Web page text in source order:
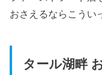
おさえるならこうい
タール湖畔